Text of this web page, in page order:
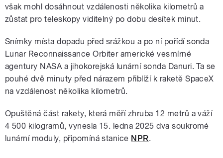
však mohl dosáhnout vzdálenosti několika kilometrů a
zůstat pro teleskopy viditelný po dobu desítek minut.
Snímky místa dopadu před srážkou a po ní pořídí sonda
Lunar Reconnaissance Orbiter americké vesmírné
agentury NASA a jihokorejská lunární sonda Danuri. Ta se
pouhé dvě minuty před nárazem přiblíží k raketě SpaceX
na vzdálenost několika kilometrů.
Opuštěná část rakety, která měří zhruba 12 metrů a váží
4 500 kilogramů, vynesla 15. ledna 2025 dva soukromé
lunární moduly, připomíná stanice NPR.